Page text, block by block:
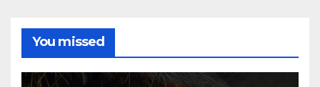
You missed